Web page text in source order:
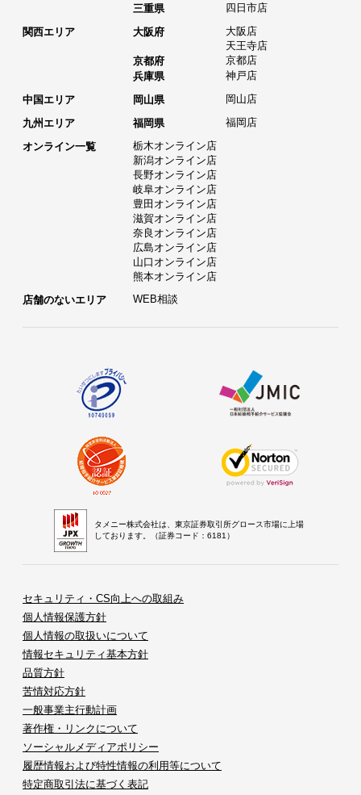
三重県
四日市店
関西エリア
大阪府
大阪店
天王寺店
京都府
京都店
兵庫県
神戸店
中国エリア
岡山県
岡山店
九州エリア
福岡県
福岡店
オンライン一覧
栃木オンライン店
新潟オンライン店
長野オンライン店
岐阜オンライン店
豊田オンライン店
滋賀オンライン店
奈良オンライン店
広島オンライン店
山口オンライン店
熊本オンライン店
店舗のないエリア
WEB相談
タメニー株式会社は、東京証券取引所グロース市場に上場
しております。（証券コード：6181）
セキュリティ・CS向上への取組み
個人情報保護方針
個人情報の取扱いについて
情報セキュリティ基本方針
品質方針
苦情対応方針
一般事業主行動計画
著作権・リンクについて
ソーシャルメディアポリシー
履歴情報および特性情報の利用等について
特定商取引法に基づく表記